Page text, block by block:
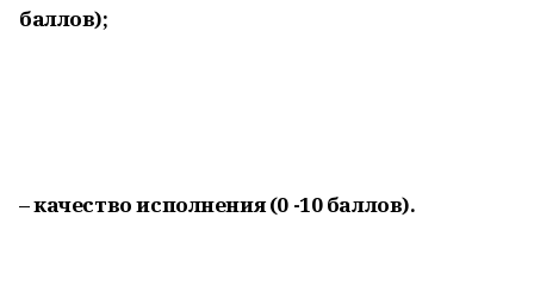
баллов);
– качество исполнения (0 -10 баллов).